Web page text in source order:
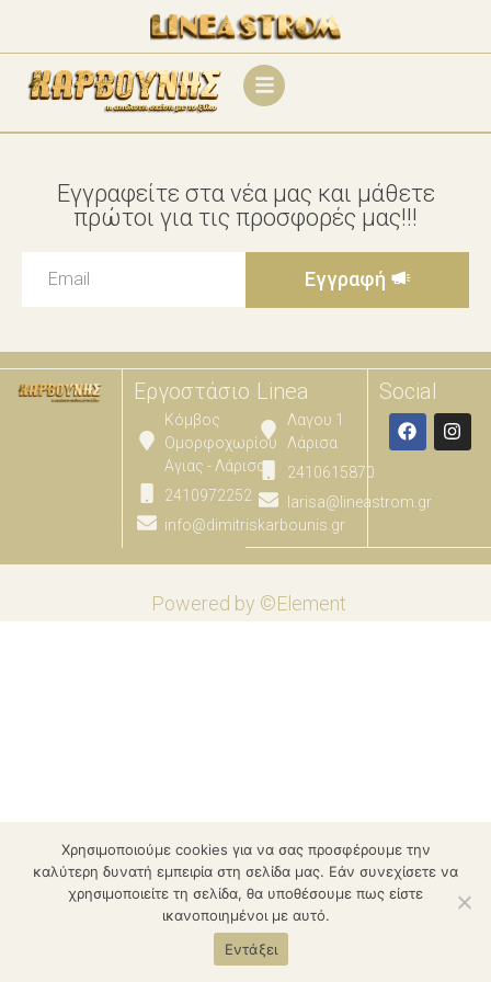
Εγγραφείτε στα νέα μας και μάθετε
πρώτοι για τις προσφορές μας!!!
Εγγραφή
Εργοστάσιο
Κόμβος
Ομορφοχωρίου
Αγιας - Λάρισας
2410972252
info@dimitriskarbounis.gr
Linea
Λαγου 1
Λάρισα
2410615870
larisa@lineastrom.gr
Social
Powered by ©Element
Χρησιμοποιούμε cookies για να σας προσφέρουμε την
καλύτερη δυνατή εμπειρία στη σελίδα μας. Εάν συνεχίσετε να
χρησιμοποιείτε τη σελίδα, θα υποθέσουμε πως είστε
ικανοποιημένοι με αυτό.
Εντάξει